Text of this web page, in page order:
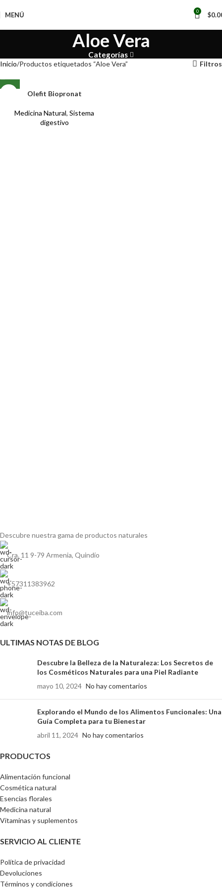
MENÚ 0 $
Aloe Vera
Categorías
Inicio Productos etiquetados “Aloe Vera” Filtros
Olefit Biopronat
Medicina Natural, Sistema
digestivo
Descubre nuestra gama deproductos naturales
Cra. 11 9-79 Armenia, Quindío
+57311383962
info@tuceiba.com
ULTIMAS NOTAS DE BLOG
Descubre la Belleza de la Naturaleza: Los Secretos de
los Cosméticos Naturales para una Piel Radiante
mayo 10, 2024 No hay comentarios
Explorando el Mundo de los Alimentos Funcionales: Una
Guía Completa para tu Bienestar
abril 11, 2024 No hay comentarios
PRODUCTOS
Alimentación funcional
Cosmética natural
Esencias florales
Medicina natural
Vitaminas y suplementos
SERVICIO AL CLIENTE
Política de privacidad
Devoluciones
Términos y condiciones